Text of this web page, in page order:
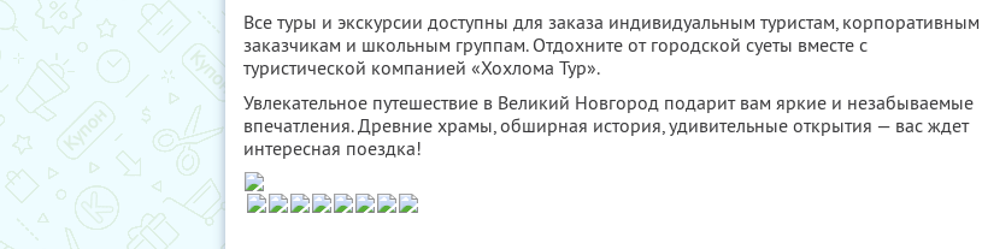
Все туры и экскурсии доступны для заказа индивидуальным туристам, корпоративным
заказчикам и школьным группам. Отдохните от городской суеты вместе с
туристической компанией «Хохлома Тур».
Увлекательное путешествие в Великий Новгород подарит вам яркие и незабываемые
впечатления. Древние храмы, обширная история, удивительные открытия — вас ждет
интересная поездка!